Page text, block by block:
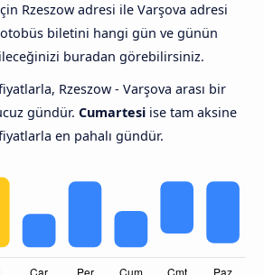
Rzeszow adresi ile Varşova adresi
otobüs biletini hangi gün ve günün
buradan görebilirsiniz.
Rzeszow - Varşova arası bir
gündür. Cumartesi ise tam aksine
en pahalı gündür.